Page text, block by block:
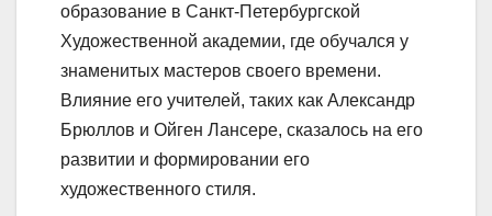
образование в Санкт-Петербургской
Художественной академии, где обучался у
знаменитых мастеров своего времени.
Влияние его учителей, таких как Александр
Брюллов и Ойген Лансере, сказалось на его
развитии и формировании его
художественного стиля.